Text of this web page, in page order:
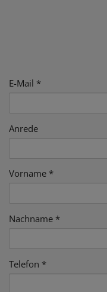
E-Mail
Anrede
Vorname
Nachname
Telefon